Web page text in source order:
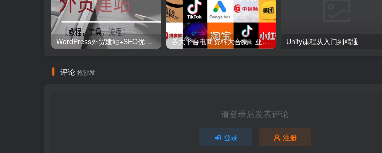
WordPress外贸建站+SEO优化课程【教程，工具，流程】 各大平台电商资料大合集，亚马逊+抖音+tiktok+美团+拼多多+淘宝+美团几十个平台 Unity课程从入门到精通
评论 抢沙发
请登录后发表评论
登录 注册